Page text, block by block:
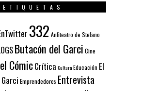
ETIQUETAS
332 Anfiteatro de Stefano
Butacón del Garci Cine
CómicCrítica CulturaEducación El
Emprendedores Entrevista